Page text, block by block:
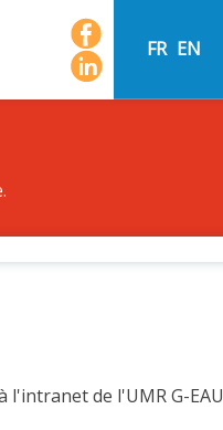
FR EN
l'intranet de l'UMR G-EAU